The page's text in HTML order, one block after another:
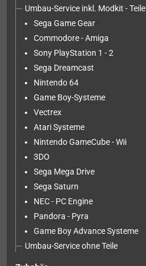
Umbau-Service inkl. Modkit - Teile
Sega Game Gear
Commodore - Amiga
Sony PlayStation 1 - 2
Sega Dreamcast
Nintendo 64
Game Boy-Systeme
Vectrex
Atari Systeme
Nintendo GameCube - Wii
3DO
Sega Mega Drive
Sega Saturn
NEC - PC Engine
Pandora - Pyra
Game Boy Advance Systeme
Umbau-Service ohne Teile